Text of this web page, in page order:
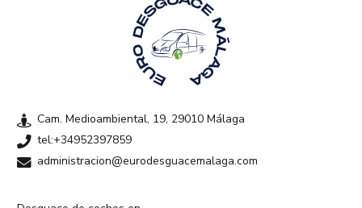
Cam. Medioambiental, 19, 29010 Málaga
tel:+34952397859
administracion@eurodesguacemalaga.com